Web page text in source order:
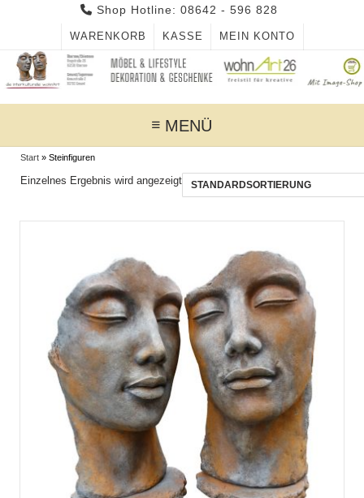
Shop Hotline: 08642 - 596 828
WARENKORB KASSE MEIN KONTO
MENÜ
Start » Steinfiguren
Einzelnes Ergebnis wird angezeigt